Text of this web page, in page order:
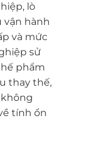
lò
vận hành
và mức
sử
phẩm
thay thế,
tính ổn